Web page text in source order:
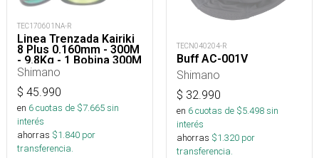
TEC170601NA-R
Linea Trenzada Kairiki
8 Plus 0.160mm - 300M
- 9.8Kg - 1 Bobina 300M
Shimano
$ 45.990
en 6cuotas de $7.665sin
interés
ahorras $1.840 por
transferencia.
TECN040204-R
Buff AC-001V
Shimano
$ 32.990
en 6cuotas de $5.498sin
interés
ahorras $1.320 por
transferencia.